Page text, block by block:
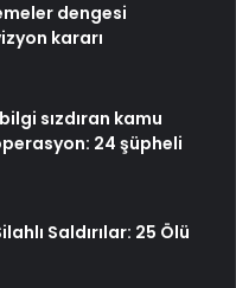
dengesi
kararı
sızdıran kamu
24 şüpheli
Saldırılar: 25 Ölü